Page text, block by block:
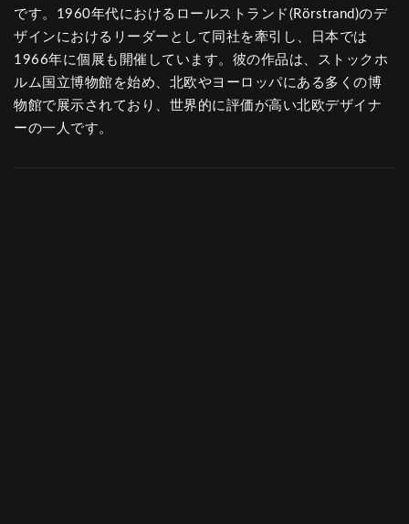
です。1960年代におけるロールストランド(Rörstrand)のデ
ザインにおけるリーダーとして同社を牽引し、日本では
1966年に個展も開催しています。彼の作品は、ストックホ
ルム国立博物館を始め、北欧やヨーロッパにある多くの博
物館で展示されており、世界的に評価が高い北欧デザイナ
ーの一人です。